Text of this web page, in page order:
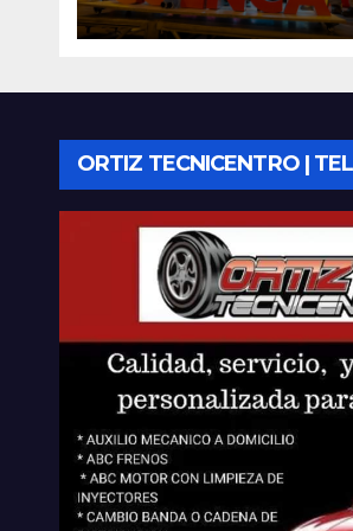
defensa
ORTIZ TECNICENTRO |